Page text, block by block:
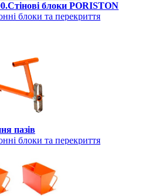
блоки PORISTON
блоки та перекриття
пазів
блоки та перекриття